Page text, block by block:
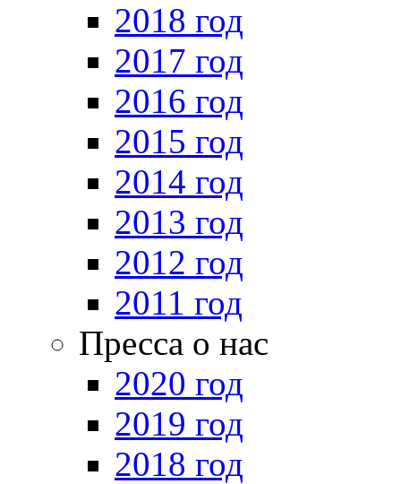
2018 год
2017 год
2016 год
2015 год
2014 год
2013 год
2012 год
2011 год
Пресса о нас
2020 год
2019 год
2018 год